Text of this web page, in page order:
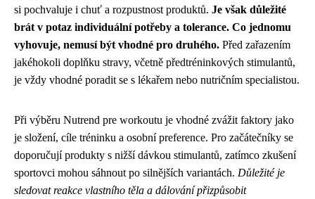
si pochvaluje i chuť a rozpustnost produktů. Je však důležité
brát v potaz individuální potřeby a tolerance. Co jednomu
vyhovuje, nemusí být vhodné pro druhého. Před zařazením
jakéhokoli doplňku stravy, včetně předtréninkových stimulantů,
je vždy vhodné poradit se s lékařem nebo nutričním specialistou.
Při výběru Nutrend pre workoutu je vhodné zvážit faktory jako
je složení, cíle tréninku a osobní preference. Pro začátečníky se
doporučují produkty s nižší dávkou stimulantů, zatímco zkušení
sportovci mohou sáhnout po silnějších variantách. Důležité je
sledovat reakce vlastního těla a dálování přizpůsobit